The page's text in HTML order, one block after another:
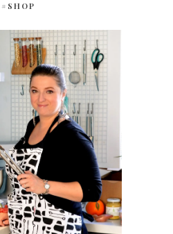
#SHOP